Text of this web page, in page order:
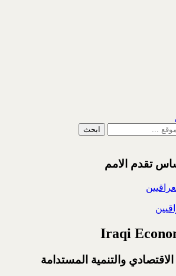
تقدم الامم
Iraqi
والتنمية المستدامة